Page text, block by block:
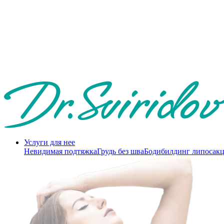
Услуги для нее
Невидимая подтяжкаГрудь без шваБодибилдинг